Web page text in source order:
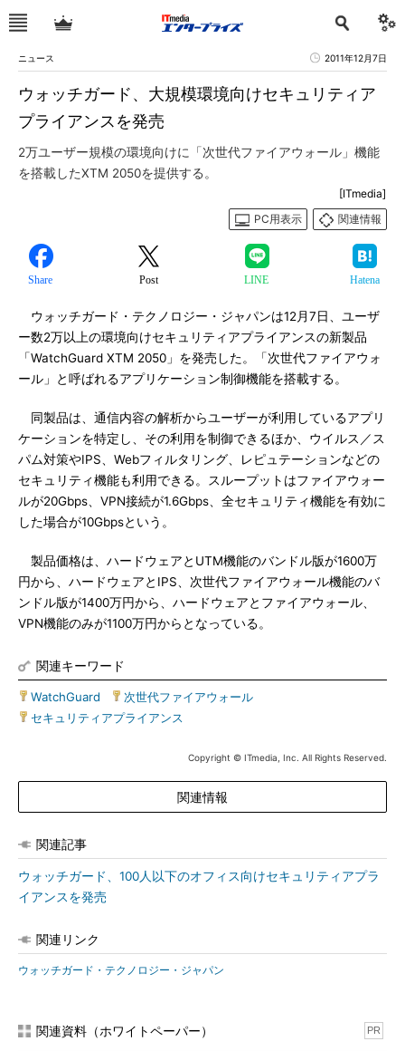
ニュース 2011年12月7日
ウォッチガード、大規模環境向けセキュリティア
プライアンスを発売
2万ユーザー規模の環境向けに「次世代ファイアウォール」機能
を搭載したXTM 2050を提供する。
[ITmedia]
PC用表示
関連情報
Share Post LINE Hatena
ウォッチガード・テクノロジー・ジャパンは12月7日、ユーザ
ー数2万以上の環境向けセキュリティアプライアンスの新製品
「WatchGuard XTM 2050」を発売した。「次世代ファイアウォ
ール」と呼ばれるアプリケーション制御機能を搭載する。
同製品は、通信内容の解析からユーザーが利用しているアプリ
ケーションを特定し、その利用を制御できるほか、ウイルス／ス
パム対策やIPS、Webフィルタリング、レピュテーションなどの
セキュリティ機能も利用できる。スループットはファイアウォー
ルが20Gbps、VPN接続が1.6Gbps、全セキュリティ機能を有効に
した場合が10Gbpsという。
製品価格は、ハードウェアとUTM機能のバンドル版が1600万
円から、ハードウェアとIPS、次世代ファイアウォール機能のバ
ンドル版が1400万円から、ハードウェアとファイアウォール、
VPN機能のみが1100万円からとなっている。
関連キーワード
WatchGuard 次世代ファイアウォール
セキュリティアプライアンス
Copyright © ITmedia, Inc. All Rights Reserved.
関連情報
関連記事
ウォッチガード、100人以下のオフィス向けセキュリティアプラ
イアンスを発売
関連リンク
ウォッチガード・テクノロジー・ジャパン
関連資料（ホワイトペーパー） PR